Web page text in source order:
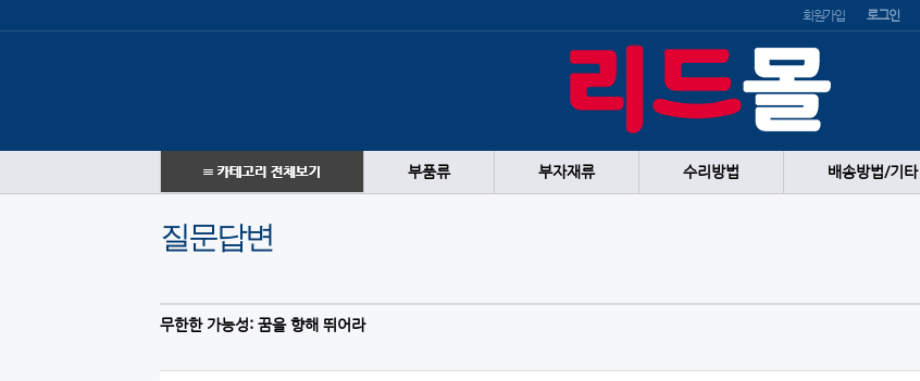
회원가입 로그인
부품류 부자재류 수리방법 배송방법/기타
질문답변
무한한 가능성: 꿈을 향해 뛰어라